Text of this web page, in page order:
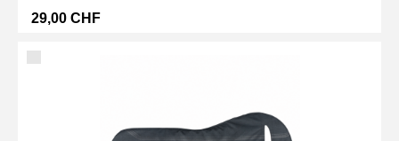
29,00 CHF